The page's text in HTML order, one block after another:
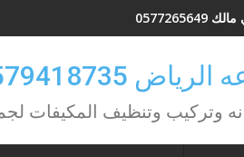
0549362075
وتركيب وتنظيف